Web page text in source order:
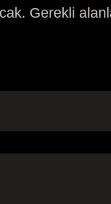
Gerekli